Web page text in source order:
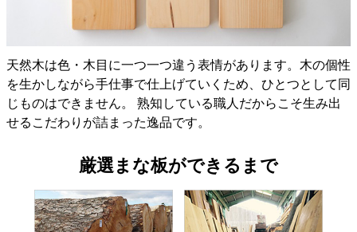
天然木は色・木目に一つ一つ違う表情があります。木の個性
を生かしながら手仕事で仕上げていくため、ひとつとして同
じものはできません。 熟知している職人だからこそ生み出
せるこだわりが詰まった逸品です。
厳選まな板ができるまで